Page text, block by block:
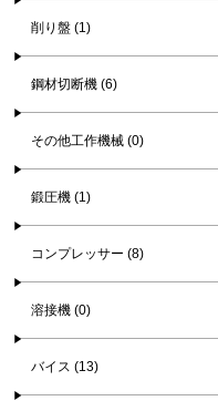
削り盤 (1)
鋼材切断機 (6)
その他工作機械 (0)
鍛圧機 (1)
コンプレッサー (8)
溶接機 (0)
バイス (13)